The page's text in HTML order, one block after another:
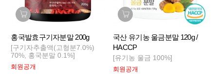
홍국발효구기자분말 200g
[구기자추출액(고형분7.0%)
70%, 홍국분말 0.1%]
회원공개
국산 유기농 울금분말 120g /
HACCP
[유기농 울금 100%]
회원공개